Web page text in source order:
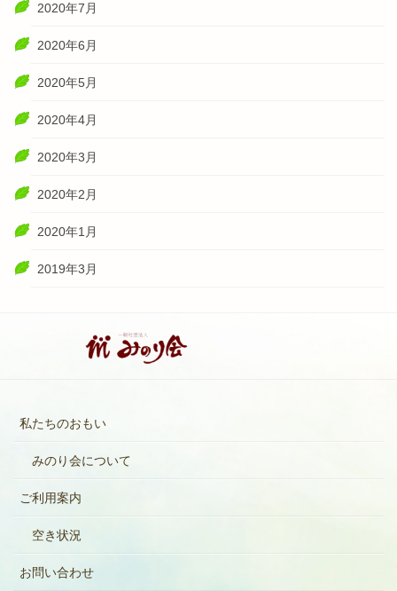
2020年7月
2020年6月
2020年5月
2020年4月
2020年3月
2020年2月
2020年1月
2019年3月
私たちのおもい
みのり会について
ご利用案内
空き状況
お問い合わせ